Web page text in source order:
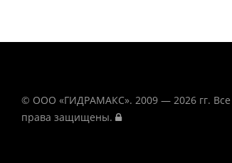
© ООО «ГИДРАМАКС». 2009 — 2026 гг. Все
права защищены.